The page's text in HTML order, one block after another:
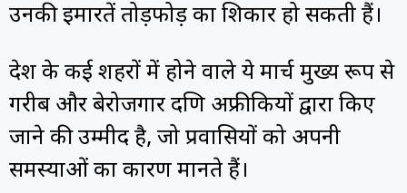
उनकी इमारतें तोड़फोड़ का शिकार हो सकती हैं।
देश के कई शहरों में होने वाले ये मार्च मुख्य रूप से
गरीब और बेरोजगार दक्षिण अफ्रीकियों द्वारा किए
जाने की उम्मीद है, जो प्रवासियों को अपनी
समस्याओं का कारण मानते हैं।